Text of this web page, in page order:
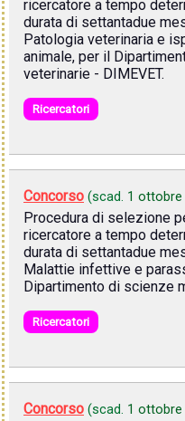
ricercatore a tempo
durata di settantadue
Patologia veterinaria e
animale, per il
veterinarie - DIMEVET.
Ricercatori
Concorso (scad. 1 ottobre
Procedura di selezione
ricercatore a tempo
durata di settantadue
Malattie infettive e
Dipartimento di scienze
Ricercatori
Concorso (scad. 1 ottobre